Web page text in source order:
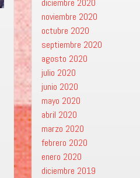
diciembre 2020
noviembre 2020
octubre 2020
septiembre 2020
agosto 2020
julio 2020
junio 2020
mayo 2020
abril 2020
marzo 2020
febrero 2020
enero 2020
diciembre 2019